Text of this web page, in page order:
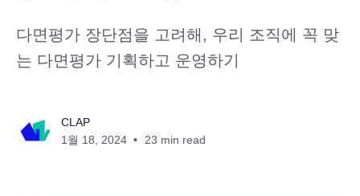
다면평가 장단점을 고려해, 우리 조직에 꼭 맞
는 다면평가 기획하고 운영하기
CLAP
1월 18, 2024
23 min read